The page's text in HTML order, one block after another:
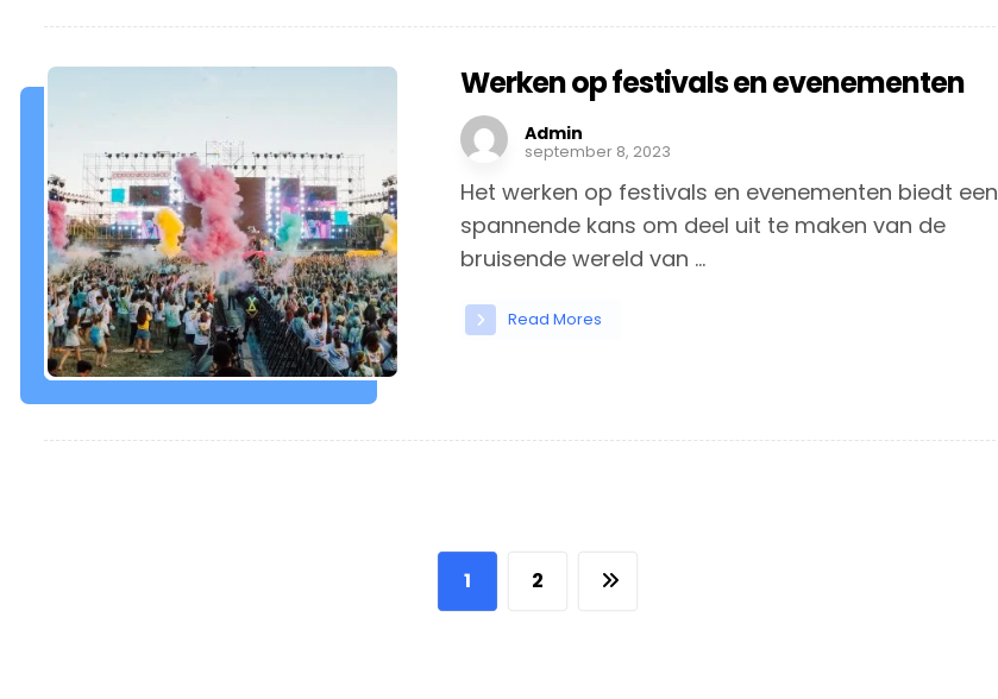
Werken op festivals en evenementen
Admin
september 8, 2023
Het werken op festivals en evenementen biedt een
spannende kans om deel uit te maken van de
bruisende wereld van ...
Read Mores
1 2